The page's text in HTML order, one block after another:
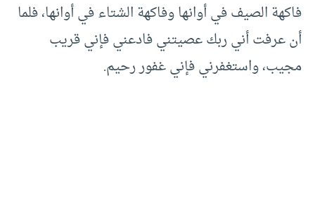
فاكهة الصيف في أوانها وفاكهة الشتاء في أوانها، فلما
أن عرفت أني ربك عصيتني فادعني فإني قريب
مجيب، واستغفرني فإني غفور رحيم.